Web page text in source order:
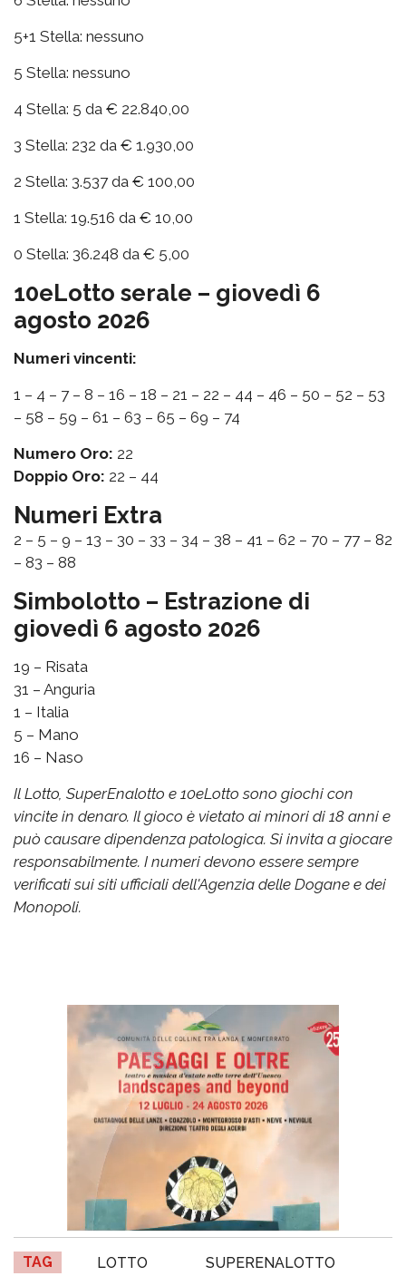
5+1 Stella: nessuno
5 Stella: nessuno
4 Stella: 5 da € 22.840,00
3 Stella: 232 da € 1.930,00
2 Stella: 3.537 da € 100,00
1 Stella: 19.516 da € 10,00
0 Stella: 36.248 da € 5,00
10eLotto serale – giovedì 6
agosto 2026
Numeri vincenti:
1 – 4 – 7 – 8 – 16 – 18 – 21 – 22 – 44 – 46 – 50 – 52 – 53
– 58 – 59 – 61 – 63 – 65 – 69 – 74
Numero Oro: 22
Doppio Oro: 22 – 44
Numeri Extra
2 – 5 – 9 – 13 – 30 – 33 – 34 – 38 – 41 – 62 – 70 – 77 – 82
– 83 – 88
Simbolotto – Estrazione di
giovedì 6 agosto 2026
19 – Risata
31 – Anguria
1 – Italia
5 – Mano
16 – Naso
Il Lotto, SuperEnalotto e 10eLotto sono giochi con
vincite in denaro. Il gioco è vietato ai minori di 18 anni e
può causare dipendenza patologica. Si invita a giocare
responsabilmente. I numeri devono essere sempre
verificati sui siti ufficiali dell'Agenzia delle Dogane e dei
Monopoli.
TAG LOTTO
SUPERENALOTTO